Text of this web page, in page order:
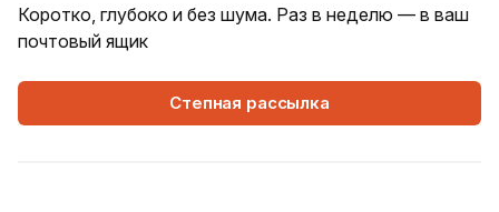
Коротко, глубоко и без шума. Раз в неделю — в ваш
почтовый ящик
Степная рассылка